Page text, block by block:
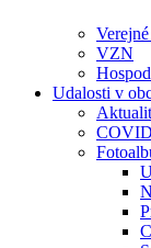
VZN
Udalosti v